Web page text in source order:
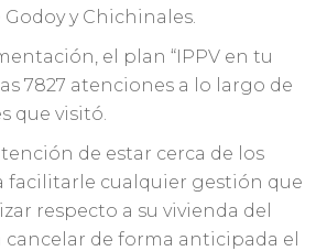
y Chichinales.
el plan “IPPV en tu
7827 atenciones a lo largo de
que visitó.
de estar cerca de los
facilitarle cualquier gestión que
respecto a su vivienda del
cancelar de forma anticipada el